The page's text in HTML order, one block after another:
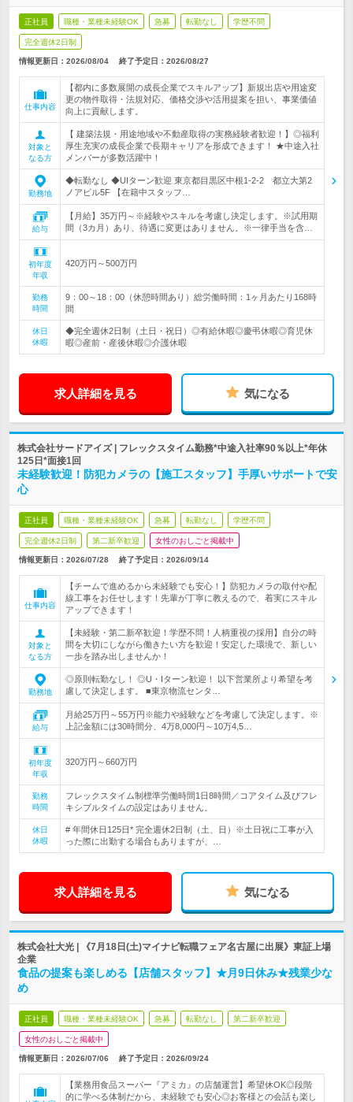
正社員 職種・業種未経験OK 急募 転勤なし 学歴不問
完全週休2日制
情報更新日：2026/08/04 終了予定日： 2026/08/27
仕事内容
【都内に多数展開の成長企業でスキルアップ】新規出店や用途変
更の物件取得・法規対応、価格交渉や活用提案を担い、事業価値
向上に貢献します。
対象と
なる方
【 建築法規・用途地域や不動産取得の実務経験者歓迎！】◎福利
厚生充実の成長企業で長期キャリアを形成できます！ ★中途入社
メンバーが多数活躍中！
勤務地
◆転勤なし ◆UIターン歓迎 東京都目黒区中根1-2-2 都立大第2
ノアビル5F 【在籍中スタッフ…
給与
【月給】35万円～※経験やスキルを考慮し決定します。※試用期
間（3カ月）あり、待遇に変更はありません。※一律手当を含…
初年度
年収
420万円～500万円
勤務
時間
9：00～18：00（休憩時間あり）総労働時間：1ヶ月あたり168時
間
休日
休暇
◆完全週休2日制（土日・祝日）◎有給休暇◎慶弔休暇◎育児休
暇◎産前・産後休暇◎介護休暇
求人詳細を見る 気になる
株式会社サードアイズ | フレックスタイム勤務*中途入社率90％以上*年休
125日*面接1回
未経験歓迎！防犯カメラの【施工スタッフ】手厚いサポートで安
心
正社員 職種・業種未経験OK 急募 転勤なし 学歴不問
完全週休2日制 第二新卒歓迎 女性のおしごと掲載中
情報更新日：2026/07/28 終了予定日： 2026/09/14
仕事内容
【チームで進めるから未経験でも安心！】防犯カメラの取付や配
線工事をお任せします！先輩が丁寧に教えるので、着実にスキル
アップできます！
対象と
なる方
【未経験・第二新卒歓迎！学歴不問！人柄重視の採用】自分の時
間を大切にしながら働きたい方を歓迎！安定した環境で、新しい
一歩を踏み出しませんか！
勤務地
◎原則転勤なし！ ◎U・Iターン歓迎！ 以下営業所より希望を考
慮して決定します。 ■東京物流センタ…
給与
月給25万円～55万円※能力や経験などを考慮して決定します。※
上記金額には30時間分、4万8,000円～10万4,5…
初年度
年収
320万円～660万円
勤務
時間
フレックスタイム制標準労働時間1日8時間／コアタイム及びフレ
キシブルタイムの設定はありません。
休日
休暇
# 年間休日125日* 完全週休2日制（土、日）※土日祝に工事が入
った際に出勤する場合もありますが、…
求人詳細を見る 気になる
株式会社大光 | 《7月18日(土)マイナビ転職フェア名古屋に出展》東証上場
企業
食品の提案も楽しめる【店舗スタッフ】★月9日休み★残業少な
め
正社員 職種・業種未経験OK 急募 転勤なし 第二新卒歓迎
女性のおしごと掲載中
情報更新日：2026/07/06 終了予定日： 2026/09/24
【業務用食品スーパー『アミカ』の店舗運営】希望休OK◎段階
的に学べる体制だから、未経験でも安心◎お客様との会話も楽し